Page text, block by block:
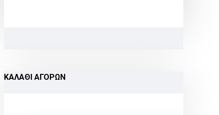
ΚΑΛΆΘΙ ΑΓΟΡΏΝ